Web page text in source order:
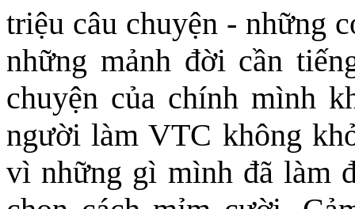
triệu câu chuyện - những
những mảnh đời cần
chuyện của chính mình
người làm VTC không
vì những gì mình đã làm